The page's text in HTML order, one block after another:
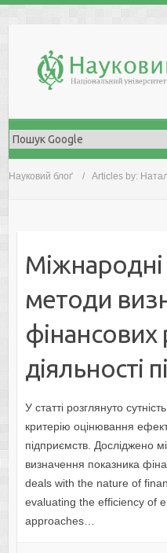
Науковий блоґ Articles by:
Міжнародні
методи
фінансових
діяльності
У статті розглянуто
критерію оцінювання
підприємств. Досліджено
визначення показника
deals with the nature of
evaluating the efficiency of
approaches…